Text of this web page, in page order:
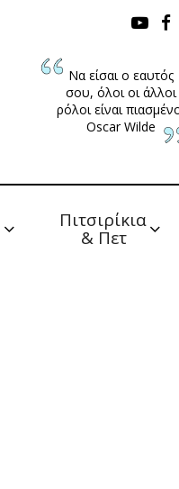
Να είσαι ο εαυτός
σου, όλοι οι άλλοι
ρόλοι είναι
Oscar Wilde
Πιτσιρίκια
& Πετ